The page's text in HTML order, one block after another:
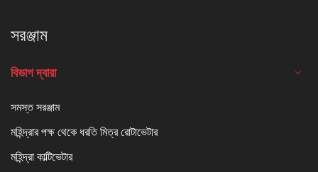
সরঞ্জাম
বিভাগ দ্বারা
সমস্ত সরঞ্জাম
মহিন্দ্রার পক্ষ থেকে ধরতি মিত্র রোটাভেটার
মহিন্দ্রা কাল্টিভেটার